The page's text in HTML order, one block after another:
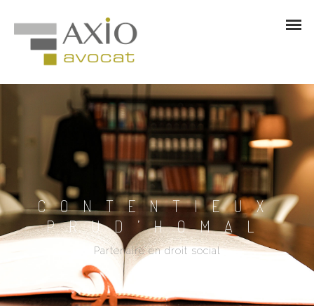
CONTENTIEUX
PRUD’HOMAL
Partenaire en droit social